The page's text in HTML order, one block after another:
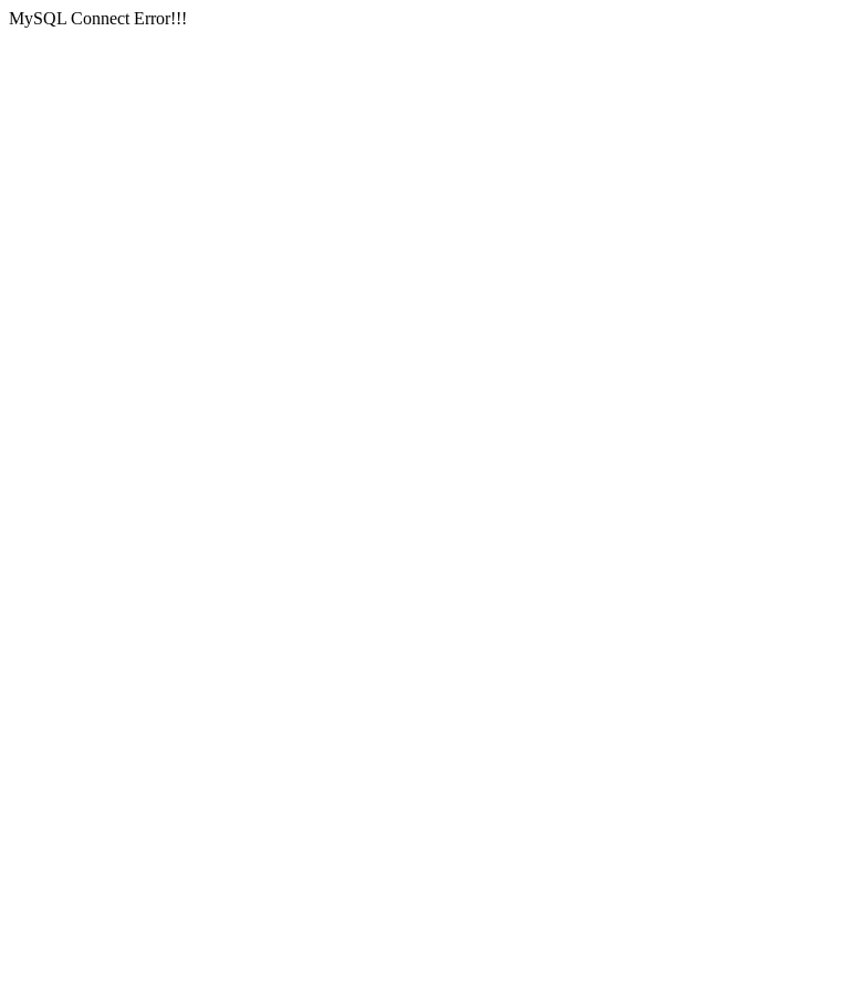
MySQL Connect Error!!!